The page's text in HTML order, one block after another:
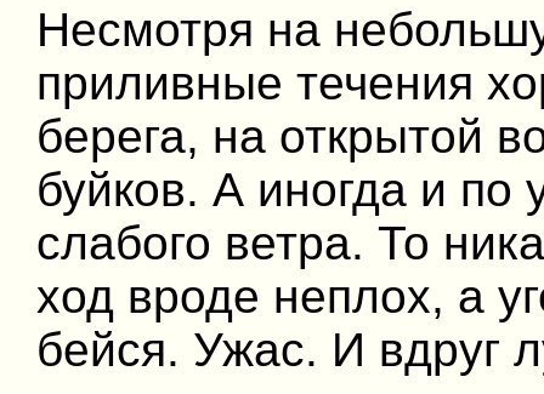
Несмотря на
приливные течения
берега, на открытой
буйков. А иногда и по
слабого ветра. То
ход вроде неплох, а
бейся. Ужас. И вдруг